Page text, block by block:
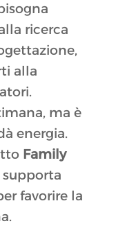
ricerca
alla
ma è
energia.
Family
supporta
favorire la